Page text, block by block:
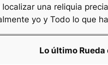
una reliquia
yo y Todo lo que
Lo último